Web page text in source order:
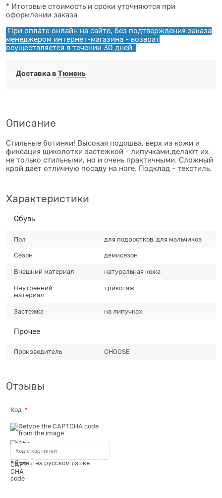
* Итоговые стоимость и сроки уточняются при
оформлении заказа.
При оплате онлайн на сайте, без подтверждения заказа
менеджером интернет-магазина - возврат
осуществляется в течении 30 дней.
Доставка в Тюмень
Описание
Стильные ботинки! Высокая подошва, верх из кожи и
фиксация щиколотки застежкой - липучками,делают их
не только стильными, но и очень практичными. Сложный
крой дает отличную посаду на ноге. Подклад - текстиль.
Характеристики
Обувь
Пол для подростков, для мальчиков
Сезон демисезон
Внешний материал натуральная кожа
Внутренний
материал
трикотаж
Застежка на липучках
Прочее
Производитель CHOOSE
Отзывы
Код
* буквы на русском языке